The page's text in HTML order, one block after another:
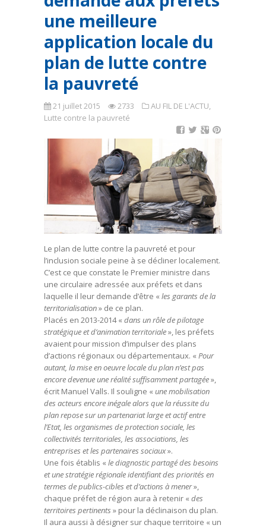
une meilleure
application locale du
plan de lutte contre
la pauvreté
21 juillet 2015 2733 AU FIL DE L'ACTU,
Lutte contre la pauvreté
Le plan de lutte contre la pauvreté et pour
l’inclusion sociale peine à se décliner localement.
C’est ce que constate le Premier ministre dans
une circulaire adressée aux préfets et dans
laquelle il leur demande d’être « les garants de la
territorialisation» de ce plan.
Placés en 2013-2014 « dans un rôle de pilotage
stratégique et d’animation territoriale», les préfets
avaient pour mission d’impulser des plans
d’actions régionaux ou départementaux. « Pour
autant, la mise en oeuvre locale du plan n’est pas
encore devenue une réalité suffisamment partagée»,
écrit Manuel Valls. Il souligne « une mobilisation
des acteurs encore inégale alors que la réussite du
plan repose sur un partenariat large et actif entre
l’Etat, les organismes de protection sociale, les
collectivités territoriales, les associations, les
entreprises et les partenaires sociaux».
Une fois établis « le diagnostic partagé des besoins
et une stratégie régionale identifiant des priorités en
termes de publics-cibles et d’actions à mener»,
chaque préfet de région aura à retenir « des
territoires pertinents » pour la déclinaison du plan.
Il aura aussi à désigner sur chaque territoire « un